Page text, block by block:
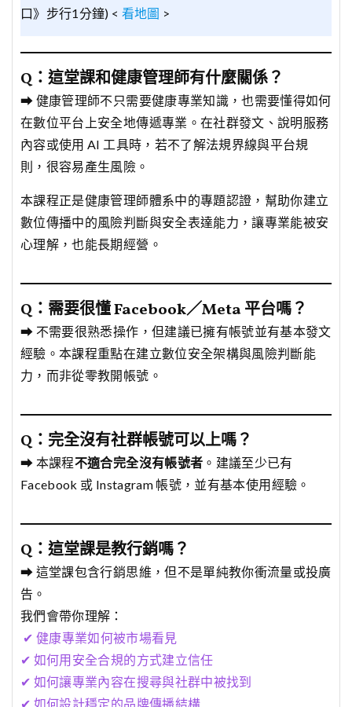
口》步行1分鐘) < 看地圖 >
Q：這堂課和健康管理師有什麼關係？
➡ 健康管理師不只需要健康專業知識，也需要懂得如何
在數位平台上安全地傳遞專業。在社群發文、說明服務
內容或使用 AI 工具時，若不了解法規界線與平台規
則，很容易產生風險。
本課程正是健康管理師體系中的專題認證，幫助你建立
數位傳播中的風險判斷與安全表達能力，讓專業能被安
心理解，也能長期經營。
Q：需要很懂 Facebook／Meta 平台嗎？
➡ 不需要很熟悉操作，但建議已擁有帳號並有基本發文
經驗。本課程重點在建立數位安全架構與風險判斷能
力，而非從零教開帳號。
Q：完全沒有社群帳號可以上嗎？
➡ 本課程不適合完全沒有帳號者 。建議至少已有
Facebook 或 Instagram 帳號，並有基本使用經驗。
Q：這堂課是教行銷嗎？
➡ 這堂課包含行銷思維，但不是單純教你衝流量或投廣
告。
我們會帶你理解：
✔ 健康專業如何被市場看見
✔ 如何用安全合規的方式建立信任
✔ 如何讓專業內容在搜尋與社群中被找到
✔ 如何設計穩定的品牌傳播結構